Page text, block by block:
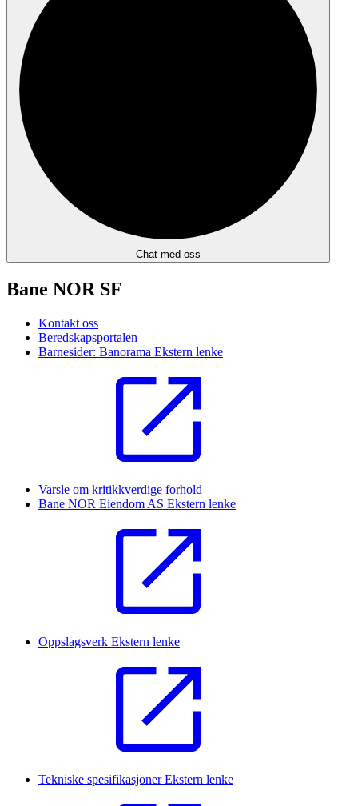
Chat med oss
Bane NOR SF
Kontakt oss
Beredskapsportalen
Barnesider: Banorama Ekstern lenke
Varsle om kritikkverdige forhold
Bane NOR Eiendom AS Ekstern lenke
Oppslagsverk Ekstern lenke
Tekniske spesifikasjonerEkstern lenke